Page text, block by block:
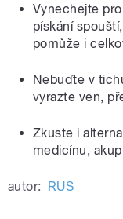
Vynechejte
pískání
pomůže i
Nebuďte v
vyrazte ven,
Zkuste i
medicínu,
autor: RUS